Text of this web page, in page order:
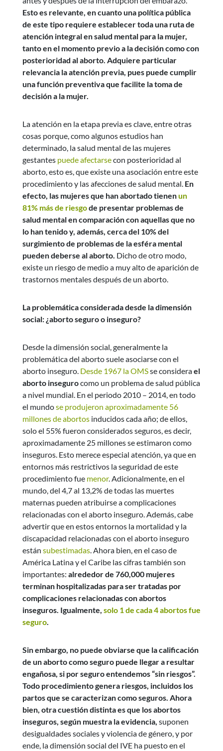
Esto es relevante, en cuanto una política pública
de este tipo requiere establecer toda una ruta de
atención integral en salud mental para la mujer,
tanto en el momento previo a la decisión como con
posterioridad al aborto. Adquiere particular
relevancia la atención previa, pues puede cumplir
una función preventiva que facilite la toma de
decisión a la mujer.
La atención en la etapa previa es clave, entre otras
cosas porque, como algunos estudios han
determinado, la salud mental de las mujeres
gestantespuede afectarsecon posterioridad al
aborto, esto es, que existe una asociación entre este
procedimiento y las afecciones de salud mental. En
efecto, las mujeres que han abortado tienenun
81% más de riesgode presentar problemas de
salud mental en comparación con aquellas que no
lo han tenido y, además, cerca del 10% del
surgimiento de problemas de la esféra mental
pueden deberse al aborto. Dicho de otro modo,
existe un riesgo de medio a muy alto de aparición de
trastornos mentales después de un aborto.
La problemática considerada desde la dimensión
social: ¿aborto seguro o inseguro?
Desde la dimensión social, generalmente la
problemática del aborto suele asociarse con el
aborto inseguro. Desde 1967 la OMSse considerael
aborto insegurocomo un problema de salud pública
a nivel mundial. En el periodo 2010 – 2014, en todo
el mundose produjeron aproximadamente 56
millones de abortosinducidos cada año; de ellos,
solo el 55% fueron considerados seguros, es decir,
aproximadamente 25 millones se estimaron como
inseguros. Esto merece especial atención, ya que en
entornos más restrictivos la seguridad de este
procedimiento fue menor. Adicionalmente, en el
mundo, del 4,7 al 13,2% de todas las muertes
maternas pueden atribuirse a complicaciones
relacionadas con el aborto inseguro. Además, cabe
advertir que en estos entornos la mortalidad y la
discapacidad relacionadas con el aborto inseguro
están subestimadas. Ahora bien, en el caso de
América Latina y el Caribe las cifras también son
importantes: alrededor de 760,000 mujeres
terminan hospitalizadas para ser tratadas por
complicaciones relacionadas con abortos
inseguros. Igualmente, solo 1 de cada 4 abortos fue
seguro.
Sin embargo, no puede obviarse que la calificación
de un aborto como seguro puede llegar a resultar
engañosa, si por seguro entendemos “sin riesgos”.
Todo procedimiento genera riesgos, incluidos los
partos que se caracterizan como seguros. Ahora
bien, otra cuestión distinta es que los abortos
inseguros, según muestra la evidencia, suponen
desigualdades sociales y violencia de género, y por
ende, la dimensión social del IVE ha puesto en el